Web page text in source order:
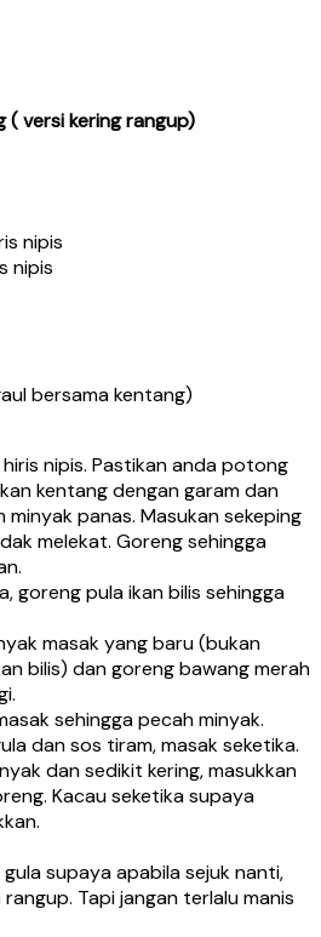
( versi kering rangup)
nipis
nipis
bersama kentang)
nipis. Pastikan anda potong
kentang dengan garam dan
panas. Masukan sekeping
melekat. Goreng sehingga
goreng pula ikan bilis sehingga
masak yang baru (bukan
bilis) dan goreng bawang merah
sehingga pecah minyak.
dan sos tiram, masak seketika.
dan sedikit kering, masukkan
Kacau seketika supaya
supaya apabila sejuk nanti,
Tapi jangan terlalu manis